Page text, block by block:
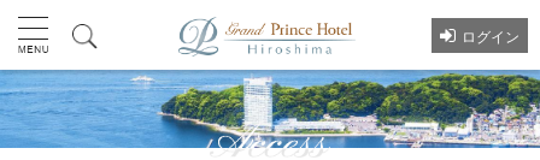
ログイン